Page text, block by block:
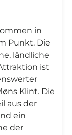
in
Punkt. Die
ländliche
ist
Klint. Die
aus der
ein
der